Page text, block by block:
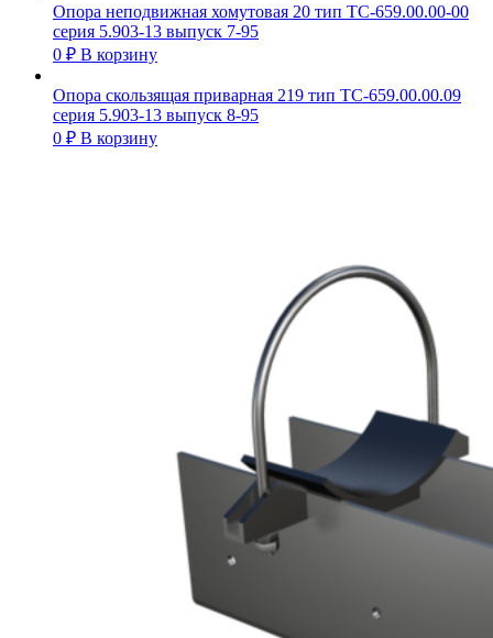
Опора неподвижная хомутовая 20 тип ТС-659.00.00-00
серия 5.903-13 выпуск 7-95
0 ₽ В корзину
Опора скользящая приварная 219 тип ТС-659.00.00.09
серия 5.903-13 выпуск 8-95
0 ₽ В корзину